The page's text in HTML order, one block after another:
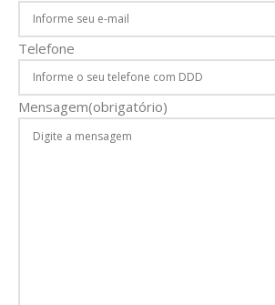
Telefone
Mensagem(obrigatório)